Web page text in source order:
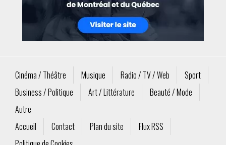
Cinéma / Théâtre Musique Radio / TV / Web
Sport
Business / Politique
Art / Littérature
Beauté / Mode
Autre
Accueil
Contact Plan du site
Flux RSS